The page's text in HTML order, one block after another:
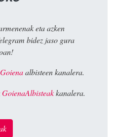
eta azken
bidez jaso gura
Goienaalbisteen kanalera.
GoienaAlbisteakkanalera.